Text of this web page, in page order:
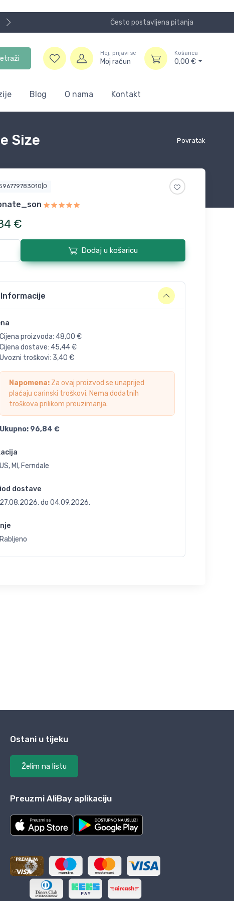
Često postavljena pitanja
Hej, prijavi se
Moj račun
Košarica
0,00 €
Blog O nama Kontakt
Povratak
Size
€
Dodaj u košaricu
Informacije
Cijena proizvoda: 48,00 €
Cijena dostave: 45,44€
Uvozni troškovi: 3,40 €
Napomena:Za ovaj proizvod se unaprijed
plaćaju carinski troškovi. Nema dodatnih
troškova prilikom preuzimanja.
Ukupno: 96,84 €
US, MI, Ferndale
dostave
27.08.2026. do 04.09.2026.
Rabljeno
Ostani u tijeku
Želim na listu
Preuzmi AliBay aplikaciju